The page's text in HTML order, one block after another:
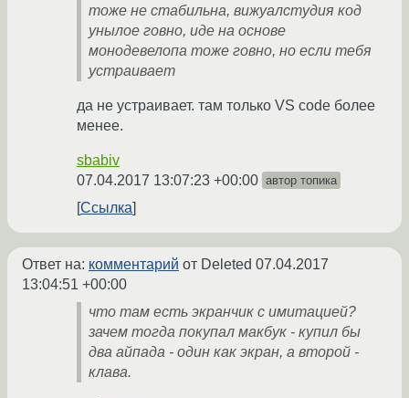
тоже не стабильна, вижуалстудия код
унылое говно, иде на основе
монодевелопа тоже говно, но если тебя
устраивает
да не устраивает. там только VS code более
менее.
sbabiv
07.04.2017 13:07:23 +00:00 автор топика
Ссылка
Ответ на: комментарий от Deleted 07.04.2017
13:04:51 +00:00
что там есть экранчик с имитацией?
зачем тогда покупал макбук - купил бы
два айпада - один как экран, а второй -
клава.